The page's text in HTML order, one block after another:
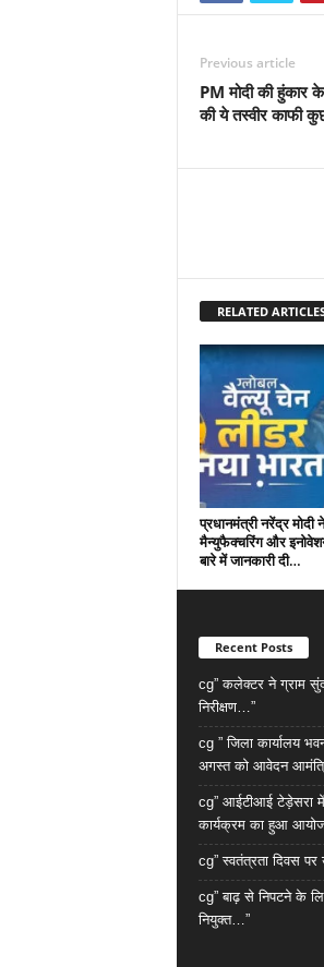
Previous article
PM मोदी की हुंकार
की ये तस्वीर काफी
RELATED
प्रधानमंत्री नरेंद्र
मैन्युफैक्चरिंग और
बारे में जानकारी दी…
Recent Posts
cg” कलेक्टर ने ग्राम
निरीक्षण…”
cg ” जिला कार्यालय
अगस्त को आवेदन
cg” आईटीआई टेड़ेसरा
कार्यक्रम का हुआ
cg” स्वतंत्रता दिवस
cg” बाढ़ से निपटने के
नियुक्त…”